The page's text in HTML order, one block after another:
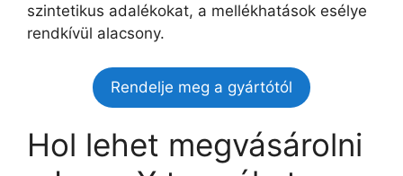
szintetikus adalékokat, a mellékhatások esélye
rendkívül alacsony.
Rendelje meg a gyártótól
Hol lehet megvásárolni